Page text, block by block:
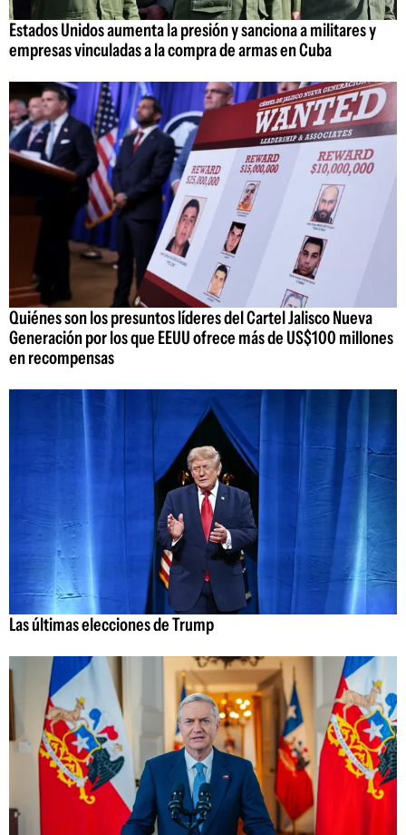
Estados Unidos aumenta la presión y sanciona a militares y
empresas vinculadas a la compra de armas en Cuba
Quiénes son los presuntos líderes del Cartel Jalisco Nueva
Generación por los que EEUU ofrece más de US$100 millones
en recompensas
Las últimas elecciones de Trump